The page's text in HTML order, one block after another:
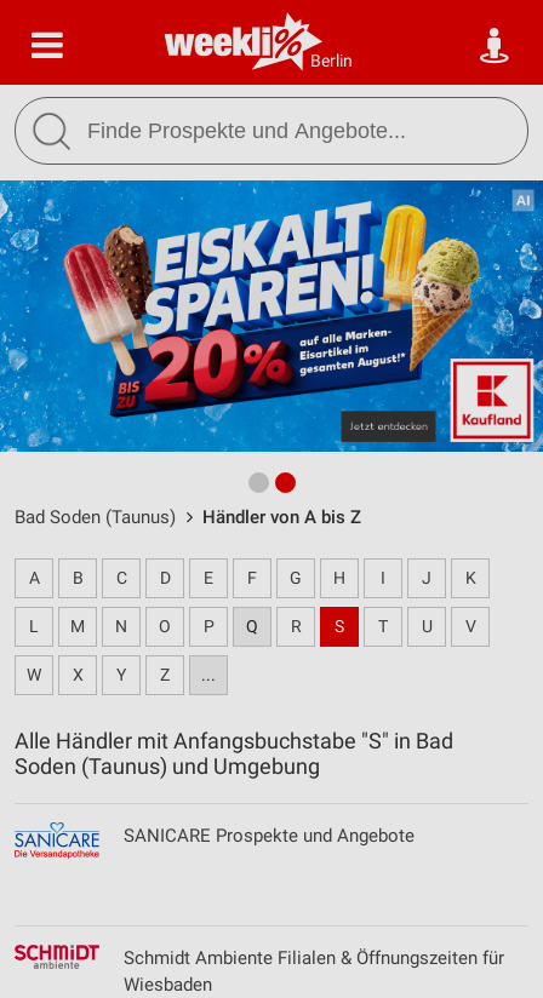
Berlin
Bad Soden (Taunus) Händler von A bis Z
A B C D E F G H I J K
L M N O P Q R S T U V
W X Y Z ...
Alle Händler mit Anfangsbuchstabe "S" in Bad
Soden (Taunus) und Umgebung
SANICARE Prospekte und Angebote
Schmidt Ambiente Filialen & Öffnungszeiten für
Wiesbaden